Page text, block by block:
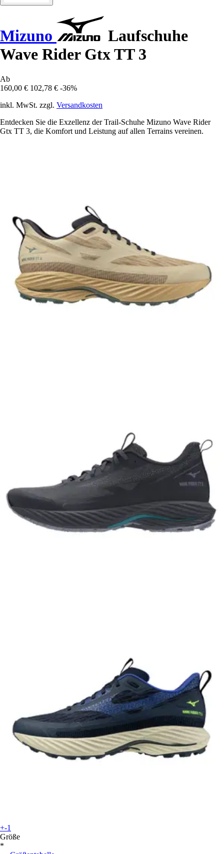
Mizuno
Laufschuhe
Wave Rider Gtx TT 3
Ab
160,00 € 102,78 € -36%
inkl. MwSt. zzgl. Versandkosten
Entdecken Sie die Exzellenz der Trail-Schuhe Mizuno Wave Rider
Gtx TT 3, die Komfort und Leistung auf allen Terrains vereinen.
+-1
Größe
*